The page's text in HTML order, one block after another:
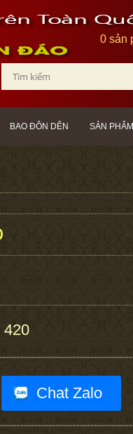
0 sản
BAO ĐÔN DÊN SẢN
420
Chat Zalo